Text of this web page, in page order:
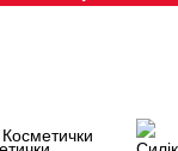
Косметички